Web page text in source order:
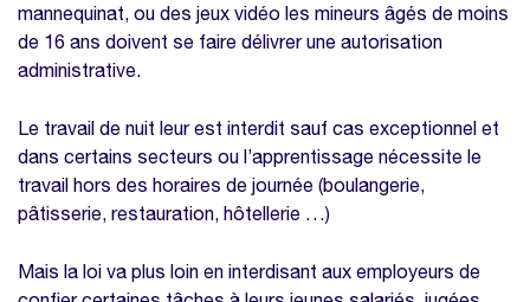
mannequinat, ou des jeux vidéo les mineurs âgés de moins
de 16 ans doivent se faire délivrer une autorisation
administrative.
Le travail de nuit leur est interdit sauf cas exceptionnel et
dans certains secteurs ou l’apprentissage nécessite le
travail hors des horaires de journée (boulangerie,
pâtisserie, restauration, hôtellerie …)
Mais la loi va plus loin en interdisant aux employeurs de